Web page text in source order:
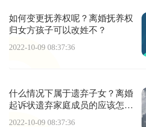
如何变更抚养权呢？离婚抚养权
归女方孩子可以改姓不？
2022-10-09 08:37:36
什么情况下属于遗弃子女？离婚
起诉状遗弃家庭成员的应该怎么
2022-10-09 08:37:36